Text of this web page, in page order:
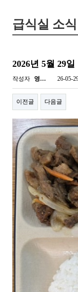
급식실 소식
2026년 5월 29
작성자 영… 26-05-
이전글 다음글